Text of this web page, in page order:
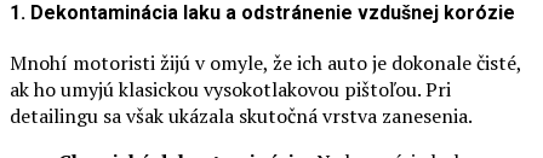
1. Dekontaminácia laku a odstránenie vzdušnej korózie
Mnohí motoristi žijú v omyle, že ich auto je dokonale čisté,
ak ho umyjú klasickou vysokotlakovou pištoľou. Pri
detailingu sa však ukázala skutočná vrstva zanesenia.